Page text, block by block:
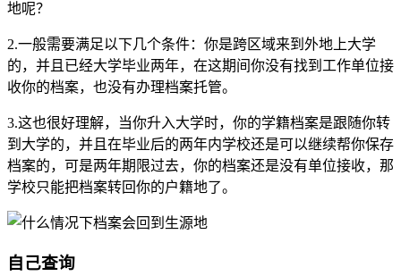
地呢？
2.一般需要满足以下几个条件：你是跨区域来到外地上大学
的，并且已经大学毕业两年，在这期间你没有找到工作单位接
收你的档案，也没有办理档案托管。
3.这也很好理解，当你升入大学时，你的学籍档案是跟随你转
到大学的，并且在毕业后的两年内学校还是可以继续帮你保存
档案的，可是两年期限过去，你的档案还是没有单位接收，那
学校只能把档案转回你的户籍地了。
自己查询